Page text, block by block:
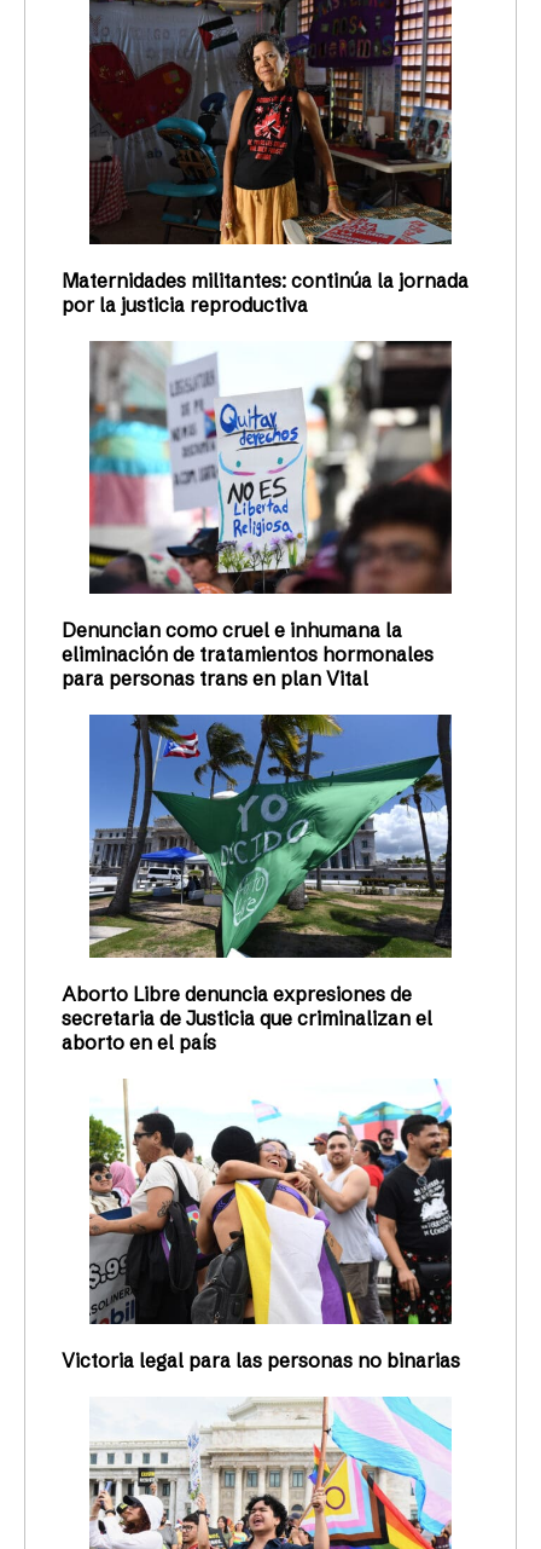
Maternidades militantes: continúa la jornada
por la justicia reproductiva
Denuncian como cruel e inhumana la
eliminación de tratamientos hormonales
para personas trans en plan Vital
Aborto Libre denuncia expresiones de
secretaria de Justicia que criminalizan el
aborto en el país
Victoria legal para las personas no binarias